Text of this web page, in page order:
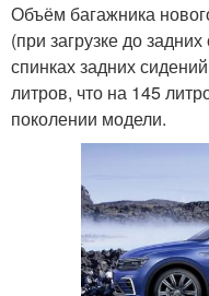
Объём багажника
(при загрузке до
спинках задних
литров, что на 145
поколении модели.